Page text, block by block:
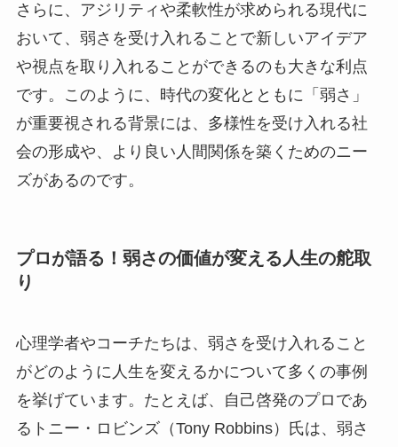
さらに、アジリティや柔軟性が求められる現代に
おいて、弱さを受け入れることで新しいアイデア
や視点を取り入れることができるのも大きな利点
です。このように、時代の変化とともに「弱さ」
が重要視される背景には、多様性を受け入れる社
会の形成や、より良い人間関係を築くためのニー
ズがあるのです。
プロが語る！弱さの価値が変える人生の舵取
り
心理学者やコーチたちは、弱さを受け入れること
がどのように人生を変えるかについて多くの事例
を挙げています。たとえば、自己啓発のプロであ
るトニー・ロビンズ（Tony Robbins）氏は、弱さ